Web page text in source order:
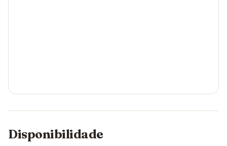
Disponibilidade